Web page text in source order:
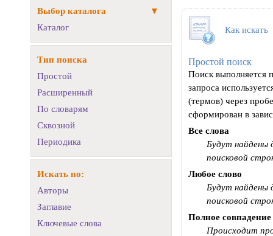
Выбор каталога
Каталог
Тип поиска
Простой
Расширенный
По словарям
Сквозной
Периодика
Искать по:
Авторы
Заглавие
Ключевые слова
Как искать
Простой поиск
Поиск выполняется
запроса
(термов) через
сформирован в
Все слова
Будут найдены
поисковой
Любое слово
Будут найдены
поисковой
Полное совпадение
Происходит